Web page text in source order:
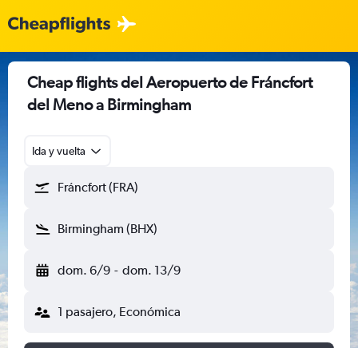
Cheap flights del Aeropuerto de Fráncfort
del Meno a Birmingham
Ida y vuelta
Fráncfort (FRA)
Birmingham (BHX)
dom. 6/9 - dom. 13/9
1 pasajero, Económica